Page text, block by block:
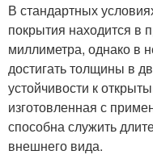
В стандартных
покрытия находится в
миллиметра, однако в
достигать толщины в
устойчивости к
изготовленная с
способна служить
внешнего вида.